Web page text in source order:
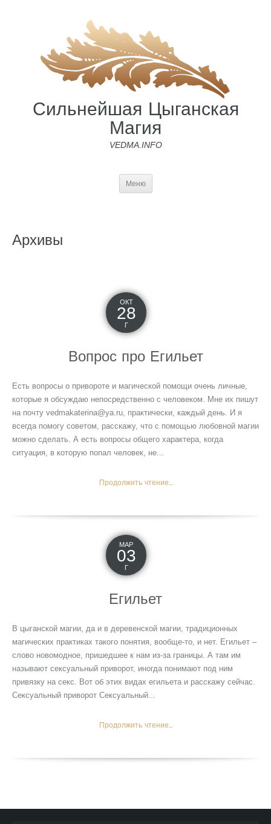
Сильнейшая Цыганская
Магия
VEDMA.INFO
Меню
Архивы
ОКТ
28
Г
Вопрос про Егильет
Есть вопросы о привороте и магической помощи очень личные,
которые я обсуждаю непосредственно с человеком. Мне их пишут
на почту vedmakaterina@ya.ru, практически, каждый день. И я
всегда помогу советом, расскажу, что с помощью любовной магии
можно сделать. А есть вопросы общего характера, когда
ситуация, в которую попал человек, не...
Продолжить чтение...
МАР
03
Г
Егильет
В цыганской магии, да и в деревенской магии, традиционных
магических практиках такого понятия, вообще-то, и нет. Егильет –
слово новомодное, пришедшее к нам из-за границы. А там им
называют сексуальный приворот, иногда понимают под ним
привязку на секс. Вот об этих видах егильета и расскажу сейчас.
Сексуальный приворот Сексуальный...
Продолжить чтение...